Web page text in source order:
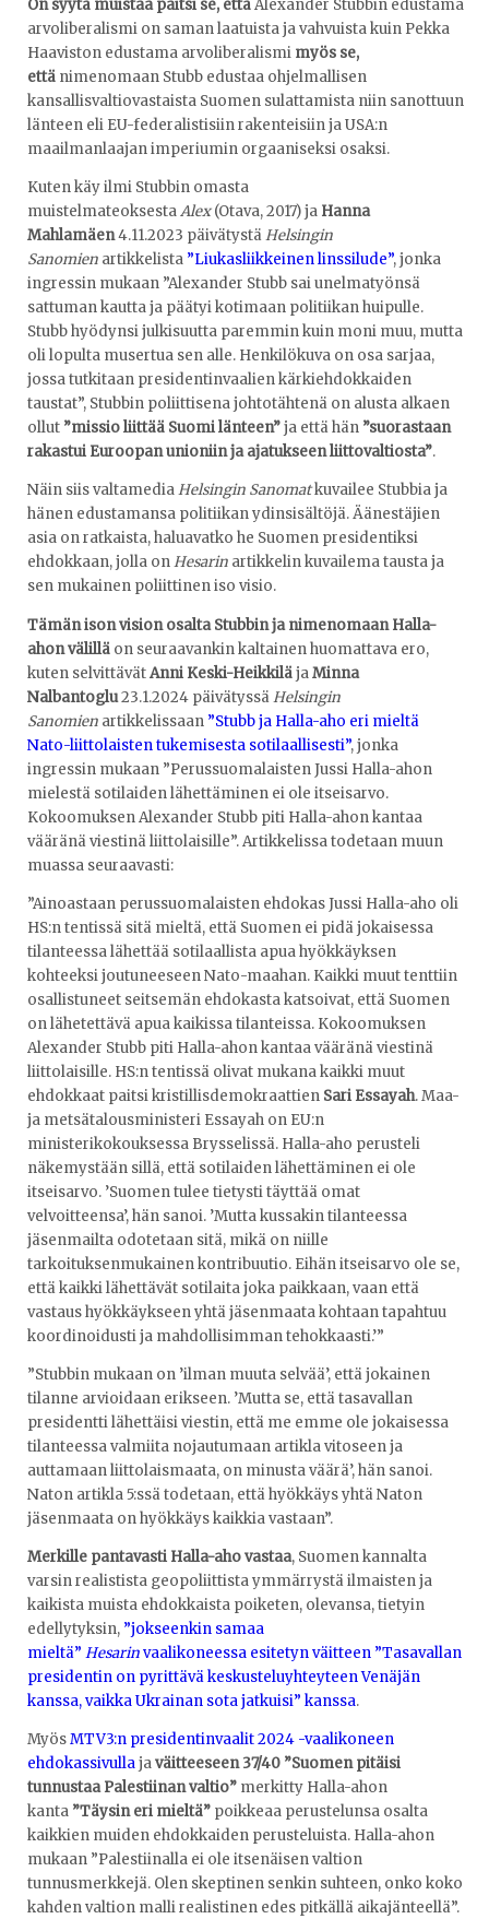
On syytä muistaa paitsi se, ettäAlexander Stubbin edustama
arvoliberalismi on saman laatuista ja vahvuista kuin Pekka
Haaviston edustama arvoliberalismi myös se,
että nimenomaan Stubb edustaa ohjelmallisen
kansallisvaltiovastaista Suomen sulattamista niin sanottuun
länteen eli EU-federalistisiin rakenteisiin ja USA:n
maailmanlaajan imperiumin orgaaniseksi osaksi.
Kuten käy ilmi Stubbin omasta
muistelmateoksestaAlex(Otava, 2017) ja Hanna
Mahlamäen4.11.2023 päivätystäHelsingin
Sanomien artikkelista ”Liukasliikkeinen linssilude”, jonka
ingressin mukaan ”Alexander Stubb sai unelmatyönsä
sattuman kautta ja päätyi kotimaan politiikan huipulle.
Stubb hyödynsi julkisuutta paremmin kuin moni muu, mutta
oli lopulta musertua sen alle. Henkilökuva on osa sarjaa,
jossa tutkitaan presidentinvaalien kärkiehdokkaiden
taustat”, Stubbin poliittisena johtotähtenä on alusta alkaen
ollut ”missio liittää Suomi länteen”ja että hän ”suorastaan
rakastui Euroopan unioniin ja ajatukseen liittovaltiosta”.
Näin siis valtamediaHelsingin Sanomatkuvailee Stubbia ja
hänen edustamansa politiikan ydinsisältöjä. Äänestäjien
asia on ratkaista, haluavatko he Suomen presidentiksi
ehdokkaan, jolla onHesarin artikkelin kuvailema tausta ja
sen mukainen poliittinen iso visio.
Tämän ison vision osalta Stubbin ja nimenomaan Halla-
ahon välillä on seuraavankin kaltainen huomattava ero,
kuten selvittävätAnni Keski-HeikkiläjaMinna
Nalbantoglu23.1.2024 päivätyssäHelsingin
Sanomien artikkelissaan ”Stubb ja Halla-aho eri mieltä
Nato-liittolaisten tukemisesta sotilaallisesti”, jonka
ingressin mukaan ”Perussuomalaisten Jussi Halla-ahon
mielestä sotilaiden lähettäminen ei ole itseisarvo.
Kokoomuksen Alexander Stubb piti Halla-ahon kantaa
vääränä viestinä liittolaisille”. Artikkelissa todetaan muun
muassa seuraavasti:
”Ainoastaan perussuomalaisten ehdokas Jussi Halla-aho oli
HS:n tentissä sitä mieltä, että Suomen ei pidä jokaisessa
tilanteessa lähettää sotilaallista apua hyökkäyksen
kohteeksi joutuneeseen Nato-maahan. Kaikki muut tenttiin
osallistuneet seitsemän ehdokasta katsoivat, että Suomen
on lähetettävä apua kaikissa tilanteissa. Kokoomuksen
Alexander Stubb piti Halla-ahon kantaa vääränä viestinä
liittolaisille. HS:n tentissä olivat mukana kaikki muut
ehdokkaat paitsi kristillisdemokraattien Sari Essayah. Maa-
ja metsätalousministeri Essayah on EU:n
ministerikokouksessa Brysselissä. Halla-aho perusteli
näkemystään sillä, että sotilaiden lähettäminen ei ole
itseisarvo. ’Suomen tulee tietysti täyttää omat
velvoitteensa’, hän sanoi. ’Mutta kussakin tilanteessa
jäsenmailta odotetaan sitä, mikä on niille
tarkoituksenmukainen kontribuutio. Eihän itseisarvo ole se,
että kaikki lähettävät sotilaita joka paikkaan, vaan että
vastaus hyökkäykseen yhtä jäsenmaata kohtaan tapahtuu
koordinoidusti ja mahdollisimman tehokkaasti.’”
”Stubbin mukaan on ’ilman muuta selvää’, että jokainen
tilanne arvioidaan erikseen. ’Mutta se, että tasavallan
presidentti lähettäisi viestin, että me emme ole jokaisessa
tilanteessa valmiita nojautumaan artikla vitoseen ja
auttamaan liittolaismaata, on minusta väärä’, hän sanoi.
Naton artikla 5:ssä todetaan, että hyökkäys yhtä Naton
jäsenmaata on hyökkäys kaikkia vastaan”.
Merkille pantavasti Halla-aho vastaa, Suomen kannalta
varsin realistista geopoliittista ymmärrystä ilmaisten ja
kaikista muista ehdokkaista poiketen, olevansa, tietyin
edellytyksin, ”jokseenkin samaa
mieltä” Hesarinvaalikoneessa esitetyn väitteen ”Tasavallan
presidentin on pyrittävä keskusteluyhteyteen Venäjän
kanssa, vaikka Ukrainan sota jatkuisi” kanssa.
MyösMTV3:n presidentinvaalit 2024 -vaalikoneen
ehdokassivullajaväitteeseen 37/40 ”Suomen pitäisi
tunnustaa Palestiinan valtio” merkitty Halla-ahon
kanta ”Täysin eri mieltä” poikkeaa perustelunsa osalta
kaikkien muiden ehdokkaiden perusteluista. Halla-ahon
mukaan ”Palestiinalla ei ole itsenäisen valtion
tunnusmerkkejä. Olen skeptinen senkin suhteen, onko koko
kahden valtion malli realistinen edes pitkällä aikajänteellä”.